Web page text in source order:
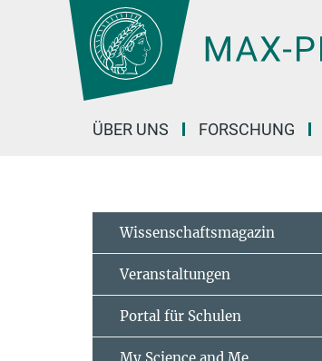
Hauptinhalt
ÜBER UNS FORSCHUNG
Wissenschaftsmagazin
Veranstaltungen
Portal für Schulen